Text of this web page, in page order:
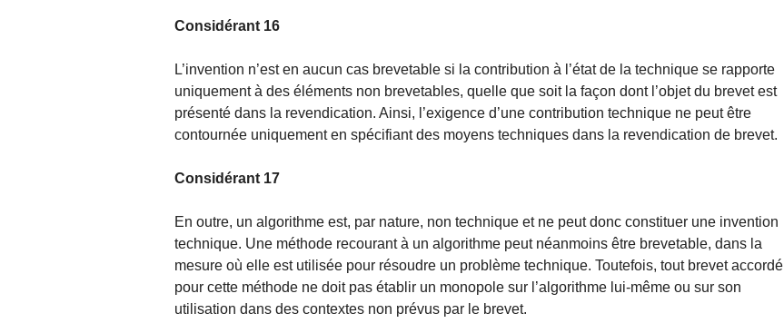
Considérant 16
L’invention n’est en aucun cas brevetable si la contribution à l’état de la technique se rapporte
uniquement à des éléments non brevetables, quelle que soit la façon dont l’objet du brevet est
présenté dans la revendication. Ainsi, l’exigence d’une contribution technique ne peut être
contournée uniquement en spécifiant des moyens techniques dans la revendication de brevet.
Considérant 17
En outre, un algorithme est, par nature, non technique et ne peut donc constituer une invention
technique. Une méthode recourant à un algorithme peut néanmoins être brevetable, dans la
mesure où elle est utilisée pour résoudre un problème technique. Toutefois, tout brevet accordé
pour cette méthode ne doit pas établir un monopole sur l’algorithme lui-même ou sur son
utilisation dans des contextes non prévus par le brevet.